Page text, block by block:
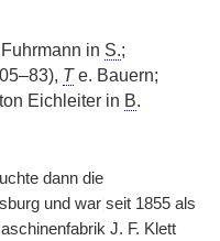
in S.;
Te. Bauern;
Eichleiter in B.
dann die
und war seit 1855 als
J. F. Klett